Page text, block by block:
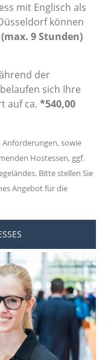
mit Englisch als
können
(max. 9 Stunden)
der
sich Ihre
auf ca. *540,00
sowie
Hostessen, ggf.
Bitte stellen Sie
Angebot für die